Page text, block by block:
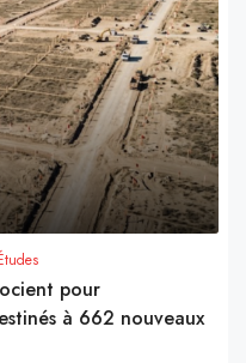
pour
à 662 nouveaux